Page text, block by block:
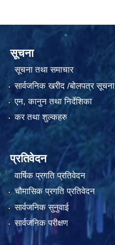
सूचना
सूचना तथा समाचार
सार्वजनिक खरीद /बोलपत्र सूचना
एन, कानुन तथा निर्देशिका
कर तथा शुल्कहरु
प्रतिवेदन
वार्षिक प्रगति प्रतिवेदन
चौमासिक प्रगति प्रतिवेदन
सार्वजनिक सुनुवाई
सार्वजनिक परीक्षण